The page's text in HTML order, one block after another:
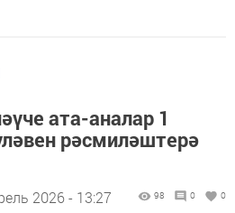
ата-аналар 1
рәсмиләштерә
2026 - 13:27 98 0 0